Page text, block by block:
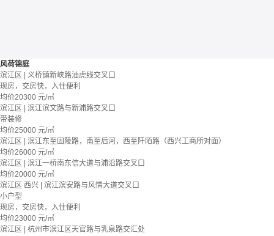
风荷锦庭
滨江区 | 义桥镇新峡路油虎线交叉口
现房，交房快，入住便利
均价20300 元/㎡
滨江区 | 滨江滨文路与新浦路交叉口
带装修
均价25000 元/㎡
滨江区 | 滨江东至固陵路，南至后河，西至阡陌路（西兴工商所对面）
均价26000 元/㎡
滨江区 | 滨江一桥南东信大道与浦沿路交叉口
均价20000 元/㎡
滨江区 西兴 | 滨江滨安路与风情大道交叉口
小户型
现房，交房快，入住便利
均价23000 元/㎡
滨江区 | 杭州市滨江区天官路与乳泉路交汇处